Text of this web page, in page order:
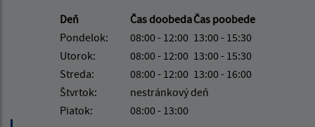
Deň
Čas doobedaČas poobede
Pondelok:
08:00 - 12:00 13:00 - 15:30
Utorok:
08:00 - 12:00 13:00 - 15:30
Streda:
08:00 - 12:00 13:00 - 16:00
Štvrtok:
nestránkový deň
Piatok:
08:00 - 13:00